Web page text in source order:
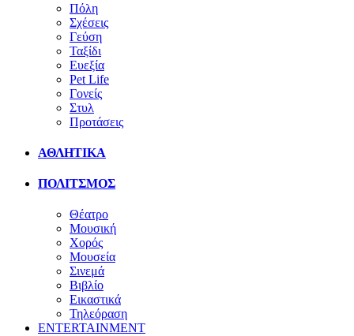
Πόλη
Σχέσεις
Γεύση
Ταξίδι
Ευεξία
Pet Life
Γονείς
Στυλ
Προτάσεις
ΑΘΛΗΤΙΚΑ
ΠΟΛΙΤΣΜΟΣ
Θέατρο
Μουσική
Χορός
Μουσεία
Σινεμά
Βιβλίο
Εικαστικά
Τηλεόραση
ENTERTAINMENT